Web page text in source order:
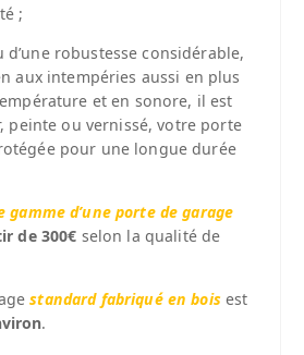
;
d’une robustesse considérable,
aux intempéries aussi en plus
et en sonore, il est
peinte ou vernissé, votre porte
pour une longue durée
gamme d’une porte de garage
de 300€ selon la qualité de
standard fabriqué en boisest
.